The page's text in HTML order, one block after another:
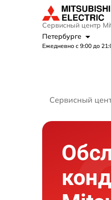
Сервисный центр
Петербурге
Ежедневно с 9:00 до
Сервисный